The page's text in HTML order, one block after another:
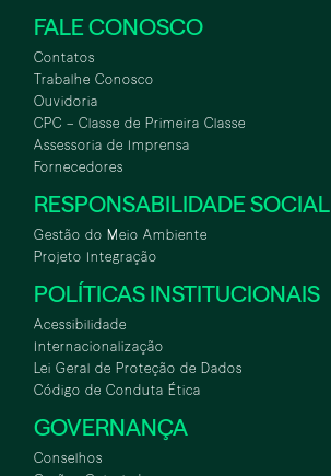
FALE CONOSCO
Contatos
Trabalhe Conosco
Ouvidoria
CPC – Classe de Primeira Classe
Assessoria de Imprensa
Fornecedores
RESPONSABILIDADE SOCIAL
Gestão do Meio Ambiente
Projeto Integração
POLÍTICAS INSTITUCIONAIS
Acessibilidade
Internacionalização
Lei Geral de Proteção de Dados
Código de Conduta Ética
GOVERNANÇA
Conselhos